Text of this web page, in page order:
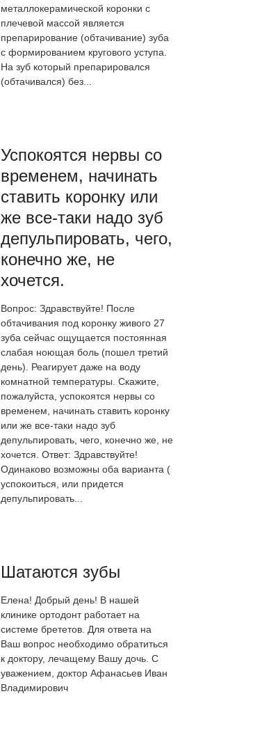
металлокерамической коронки с
плечевой массой является
препарирование (обтачивание) зуба
с формированием кругового уступа.
На зуб который препарировался
(обтачивался) без...
Успокоятся нервы со
временем, начинать
ставить коронку или
же все-таки надо зуб
депульпировать, чего,
конечно же, не
хочется.
Вопрос: Здравствуйте! После
обтачивания под коронку живого 27
зуба сейчас ощущается постоянная
слабая ноющая боль (пошел третий
день). Реагирует даже на воду
комнатной температуры. Скажите,
пожалуйста, успокоятся нервы со
временем, начинать ставить коронку
или же все-таки надо зуб
депульпировать, чего, конечно же, не
хочется. Ответ: Здравствуйте!
Одинаково возможны оба варианта (
успокоиться, или придется
депульпировать...
Шатаются зубы
Елена! Добрый день! В нашей
клинике ортодонт работает на
системе брететов. Для ответа на
Ваш вопрос необходимо обратиться
к доктору, лечащему Вашу дочь. С
уважением, доктор Афанасьев Иван
Владимирович